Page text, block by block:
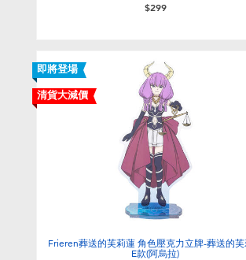
$299
即將登場
清貨大減價
Frieren葬送的芙莉蓮 角色壓克力立牌-葬送的
E款(阿烏拉)